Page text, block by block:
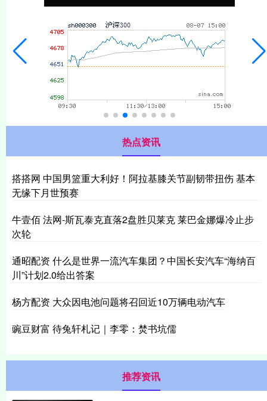
热点资讯
搭搭网 中国男篮重大利好！阿拉基膝关节副韧带扭伤 基本
无缘下月世预赛
牛壹佰 法网-斯瓦泰克直落2盘胜贝莱克 莱巴金娜爆冷止步
次轮
通昭配资 什么是世界一流汽车集团？中国长安汽车“海纳百
川”计划2.0给出答案
杨方配资 大众因电池问题将召回近10万辆电动汽车
豌豆财富 待兔轩札记｜李零：焚书坑儒
推荐资讯